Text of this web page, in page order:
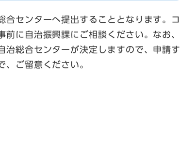
合センターへ提出することとなります。コ
に自治振興課にご相談ください。なお、
治総合センターが決定しますので、申請す
、ご留意ください。